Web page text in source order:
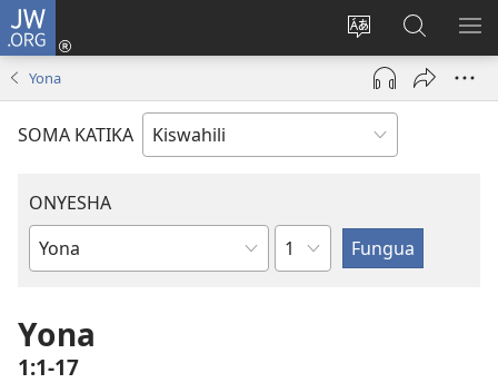
JW.ORG
Badili
lugha
ya
tovuti
Ingia
(opens
window)
Tafuta
Katika
JW.ORG
Yona
SOMA KATIKA
ONYESHA
Kitabu
Biblia
Sura
Yona
1:1-17